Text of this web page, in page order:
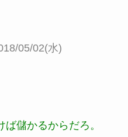
05/02(水)
儲かるからだろ。